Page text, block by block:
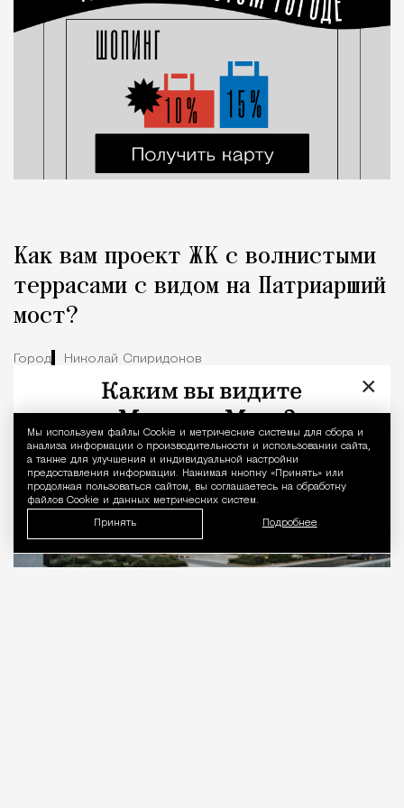
Уведомление
Мы используем файлы Сookie и метрические системы для сбора и
анализа информации о производительности и использовании сайта,
а также для улучшения и индивидуальной настройки
предоставления информации. Нажимая кнопку «Принять» или
продолжая пользоваться сайтом, вы соглашаетесь на обработку
файлов Cookie и данных метрических систем.
Принять Подробнее
Как вам проект ЖК с волнистыми
террасами с видом на Патриарший
мост?
Город Николай Спиридонов
×